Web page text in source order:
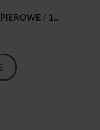
/ 1...